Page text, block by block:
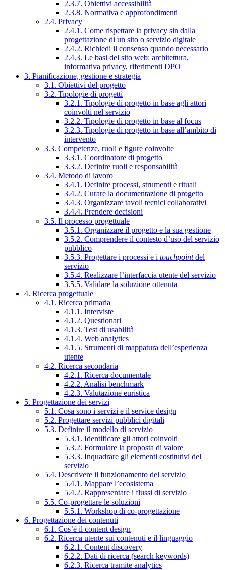
2.3.7. Obiettivi accessibilità
2.3.8. Normativa e approfondimenti
2.4. Privacy
2.4.1. Come rispettare la privacy sin dalla
progettazione di un sito o servizio digitale
2.4.2. Richiedi il consenso quando necessario
2.4.3. Le basi del sito web: architettura,
informativa privacy, riferimenti DPO
3. Pianificazione, gestione e strategia
3.1. Obiettivi del progetto
3.2. Tipologie di progetti
3.2.1. Tipologie di progetto in base agli attori
coinvolti nel servizio
3.2.2. Tipologie di progetto in base al focus
3.2.3. Tipologie di progetto in base all’ambito di
intervento
3.3. Competenze, ruoli e figure coinvolte
3.3.1. Coordinatore di progetto
3.3.2. Definire ruoli e responsabilità
3.4. Metodo di lavoro
3.4.1. Definire processi, strumenti e rituali
3.4.2. Curare la documentazione di progetto
3.4.3. Organizzare tavoli tecnici collaborativi
3.4.4. Prendere decisioni
3.5. Il processo progettuale
3.5.1. Organizzare il progetto e la sua gestione
3.5.2. Comprendere il contesto d’uso del servizio
pubblico
3.5.3. Progettare i processi e i touchpointdel
servizio
3.5.4. Realizzare l’interfaccia utente del servizio
3.5.5. Validare la soluzione ottenuta
4. Ricerca progettuale
4.1. Ricerca primaria
4.1.1. Interviste
4.1.2. Questionari
4.1.3. Test di usabilità
4.1.4. Web analytics
4.1.5. Strumenti di mappatura dell’esperienza
utente
4.2. Ricerca secondaria
4.2.1. Ricerca documentale
4.2.2. Analisi benchmark
4.2.3. Valutazione euristica
5. Progettazione dei servizi
5.1. Cosa sono i servizi e il service design
5.2. Progettare servizi pubblici digitali
5.3. Definire il modello di servizio
5.3.1. Identificare gli attori coinvolti
5.3.2. Formulare la proposta di valore
5.3.3. Inquadrare gli elementi costitutivi del
servizio
5.4. Descrivere il funzionamento del servizio
5.4.1. Mappare l’ecosistema
5.4.2. Rappresentare i flussi di servizio
5.5. Co-progettare le soluzioni
5.5.1. Workshop di co-progettazione
6. Progettazione dei contenuti
6.1. Cos’è il content design
6.2. Ricerca utente sui contenuti e il linguaggio
6.2.1. Content discovery
6.2.2. Dati di ricerca (search keywords)
6.2.3. Ricerca tramite analytics